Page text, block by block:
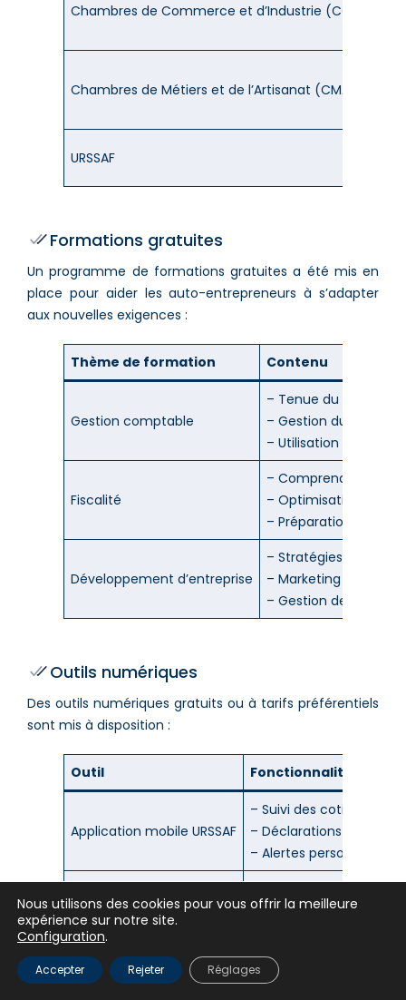
Chambres de Commerce et d’Industrie (CCI)
Chambres de Métiers et de l’Artisanat (CMA)
URSSAF
Formations gratuites
Un programme de formations gratuites a été mis en
place pour aider les auto-entrepreneurs à s’adapter
aux nouvelles exigences :
Thème de formation Contenu
Gestion comptable
– Tenue du livre de
– Gestion du registre
– Utilisation de
Fiscalité
– Comprendre les
– Optimisation fiscale
– Préparation aux
Développement d’entreprise
– Stratégies de
– Marketing digital
– Gestion de la
Outils numériques
Des outils numériques gratuits ou à tarifs préférentiels
sont mis à disposition :
Outil Fonctionnalités
Application mobile URSSAF
– Suivi des cotisations
– Déclarations
– Alertes personnalisées
Logiciel de facturation
– Création de factures
– Suivi des paiements
Plateforme de e-learning
– Modules de formation
– Ressources
Nous utilisons des cookies pour vous offrir la meilleure
expérience sur notre site.
Configuration.
Accepter Rejeter Réglages